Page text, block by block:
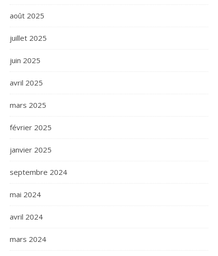
août 2025
juillet 2025
juin 2025
avril 2025
mars 2025
février 2025
janvier 2025
septembre 2024
mai 2024
avril 2024
mars 2024